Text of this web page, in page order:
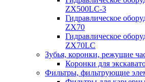
ZX500LC-3
Гидравлическое
ZX70
Гидравлическое
ZX70LC
Зубья, коронки, режущие
Коронки для
Фильтры, фильтрующие